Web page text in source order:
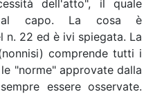
dell'atto", il quale
al capo. La cosa è
n. 22 ed è ivi spiegata. La
comprende tutti i
"norme" approvate dalla
essere osservate.